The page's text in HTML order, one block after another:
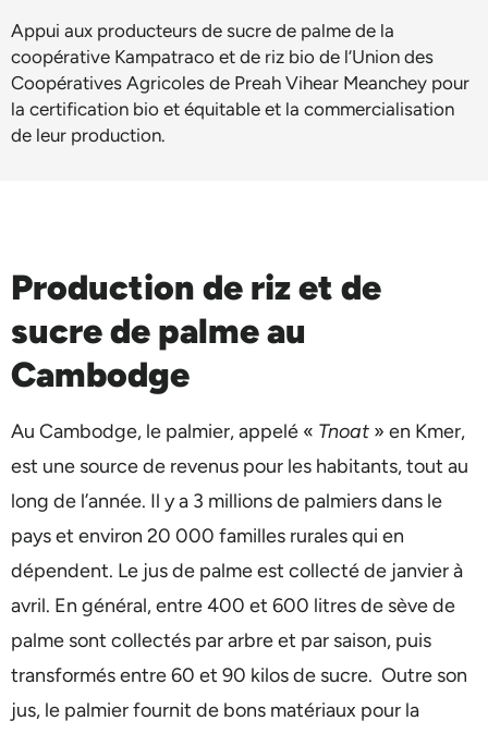
Appui aux producteurs de sucre de palme de la
coopérative Kampatraco et de riz bio de l’Union des
Coopératives Agricoles de Preah Vihear Meanchey pour
la certification bio et équitable et la commercialisation
de leur production.
Production de riz et de
sucre de palme au
Cambodge
Au Cambodge, le palmier, appelé « Tnoat » en Kmer,
est une source de revenus pour les habitants, tout au
long de l’année. Il y a 3 millions de palmiers dans le
pays et environ 20 000 familles rurales qui en
dépendent. Le jus de palme est collecté de janvier à
avril. En général, entre 400 et 600 litres de sève de
palme sont collectés par arbre et par saison, puis
transformés entre 60 et 90 kilos de sucre. Outre son
jus, le palmier fournit de bons matériaux pour la